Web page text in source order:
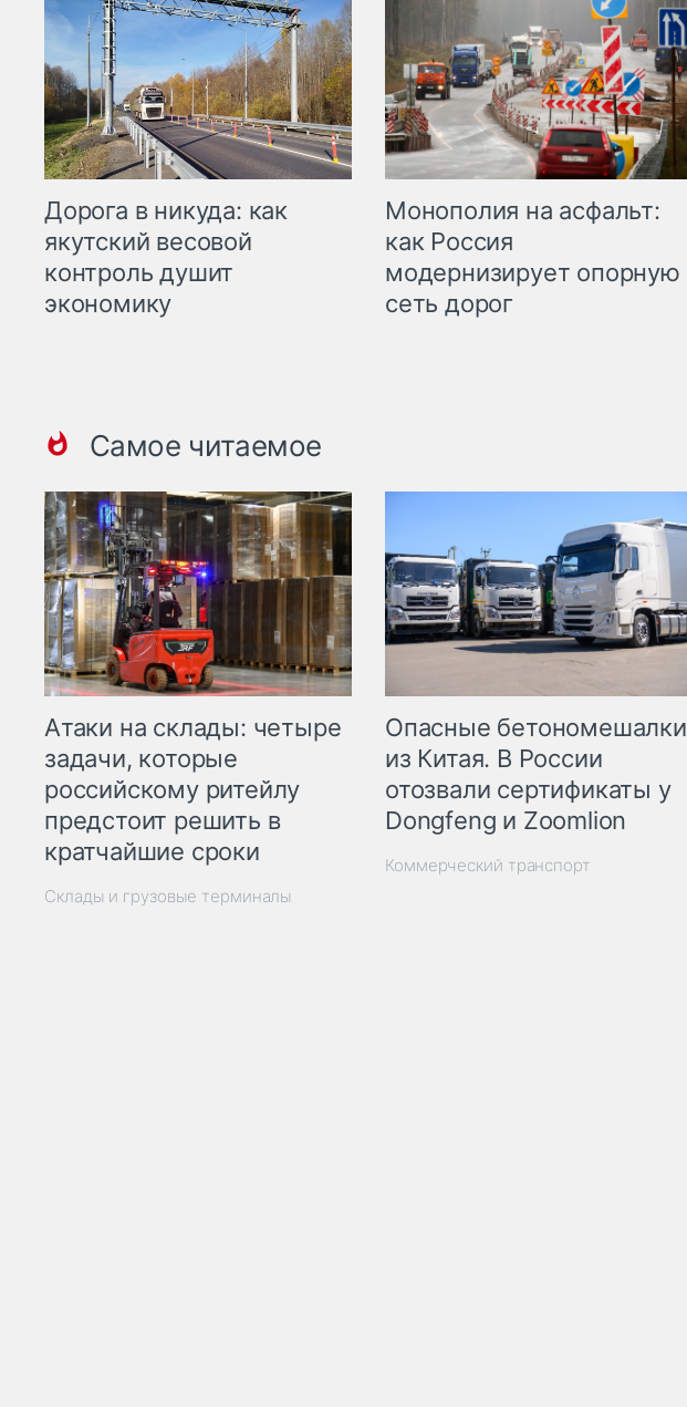
Дорога в никуда: как
якутский весовой
контроль душит
экономику
Монополия на асфальт:
как Россия
модернизирует опорную
сеть дорог
Самое читаемое
Атаки на склады: четыре
задачи, которые
российскому ритейлу
предстоит решить в
кратчайшие сроки
Склады и грузовые терминалы
Опасные бетономешалки
из Китая. В России
отозвали сертификаты у
Dongfeng и Zoomlion
Коммерческий транспорт